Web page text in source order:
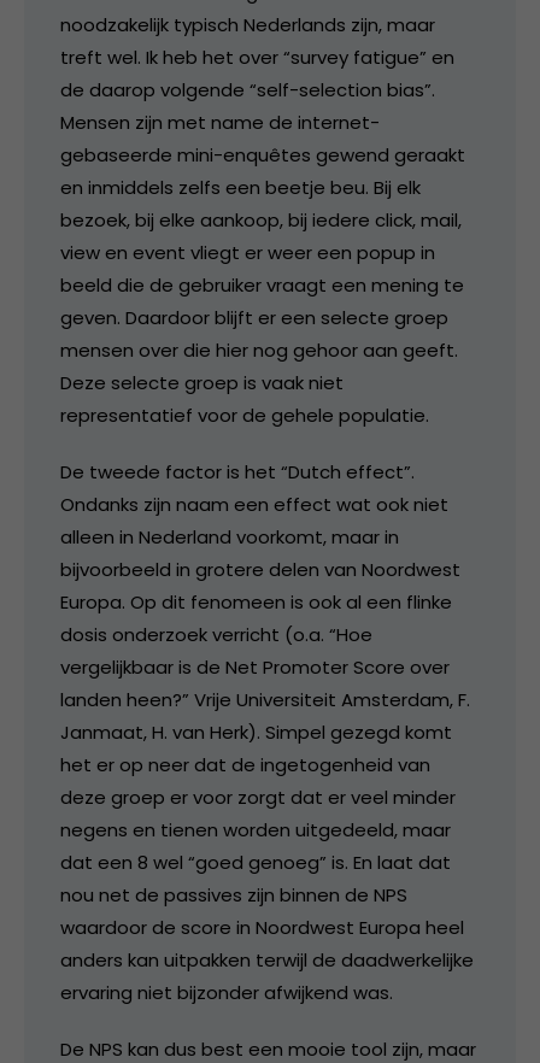
noodzakelijk typisch Nederlands zijn, maar
treft wel. Ik heb het over “survey fatigue” en
de daarop volgende “self-selection bias”.
Mensen zijn met name de internet-
gebaseerde mini-enquêtes gewend geraakt
en inmiddels zelfs een beetje beu. Bij elk
bezoek, bij elke aankoop, bij iedere click, mail,
view en event vliegt er weer een popup in
beeld die de gebruiker vraagt een mening te
geven. Daardoor blijft er een selecte groep
mensen over die hier nog gehoor aan geeft.
Deze selecte groep is vaak niet
representatief voor de gehele populatie.
De tweede factor is het “Dutch effect”.
Ondanks zijn naam een effect wat ook niet
alleen in Nederland voorkomt, maar in
bijvoorbeeld in grotere delen van Noordwest
Europa. Op dit fenomeen is ook al een flinke
dosis onderzoek verricht (o.a. “Hoe
vergelijkbaar is de Net Promoter Score over
landen heen?” Vrije Universiteit Amsterdam, F.
Janmaat, H. van Herk). Simpel gezegd komt
het er op neer dat de ingetogenheid van
deze groep er voor zorgt dat er veel minder
negens en tienen worden uitgedeeld, maar
dat een 8 wel “goed genoeg” is. En laat dat
nou net de passives zijn binnen de NPS
waardoor de score in Noordwest Europa heel
anders kan uitpakken terwijl de daadwerkelijke
ervaring niet bijzonder afwijkend was.
De NPS kan dus best een mooie tool zijn, maar